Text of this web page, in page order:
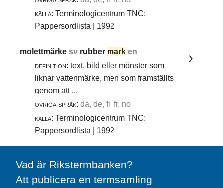
källa: Terminologicentrum TNC:
Pappersordlista | 1992
molettmärkesv rubber mark en
definition: text, bild eller mönster som
liknar vattenmärke, men som framställts
genom att ...
övriga språk: da, de, fi, fr, no
källa: Terminologicentrum TNC:
Pappersordlista | 1992
Vad är Rikstermbanken?
Att publicera en termsamling